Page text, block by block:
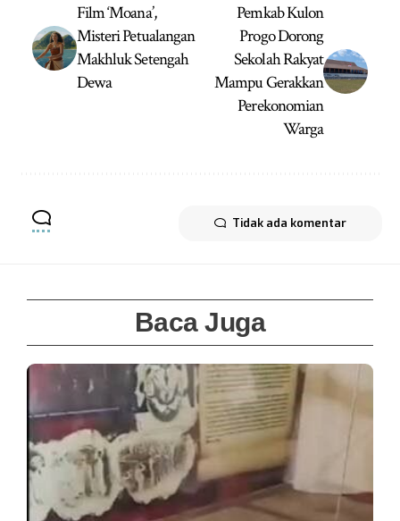
Film ‘Moana’,
Misteri Petualangan
Makhluk Setengah
Dewa
Pemkab Kulon
Progo Dorong
Sekolah Rakyat
Mampu Gerakkan
Perekonomian
Warga
Tidak ada komentar
Baca Juga